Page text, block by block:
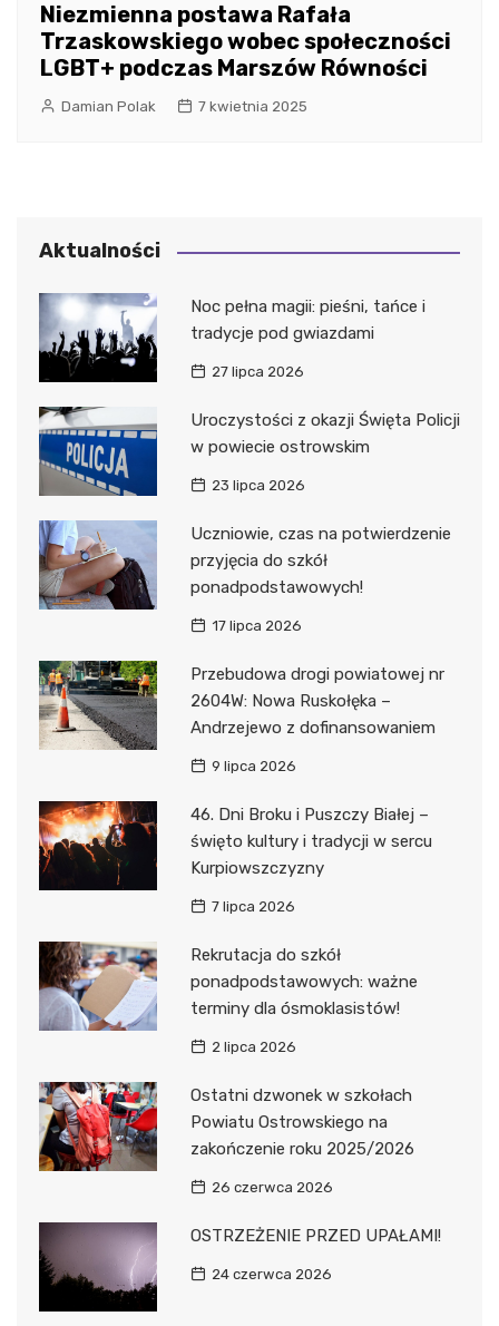
Niezmienna postawa Rafała
Trzaskowskiego wobec społeczności
LGBT+ podczas Marszów Równości
Damian Polak 7 kwietnia 2025
Aktualności
Noc pełna magii: pieśni, tańce i
tradycje pod gwiazdami
27 lipca 2026
Uroczystości z okazji Święta Policji
w powiecie ostrowskim
23 lipca 2026
Uczniowie, czas na potwierdzenie
przyjęcia do szkół
ponadpodstawowych!
17 lipca 2026
Przebudowa drogi powiatowej nr
2604W: Nowa Ruskołęka –
Andrzejewo z dofinansowaniem
9 lipca 2026
46. Dni Broku i Puszczy Białej –
święto kultury i tradycji w sercu
Kurpiowszczyzny
7 lipca 2026
Rekrutacja do szkół
ponadpodstawowych: ważne
terminy dla ósmoklasistów!
2 lipca 2026
Ostatni dzwonek w szkołach
Powiatu Ostrowskiego na
zakończenie roku 2025/2026
26 czerwca 2026
OSTRZEŻENIE PRZED UPAŁAMI!
24 czerwca 2026